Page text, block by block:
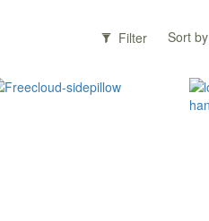
Filter Sort by